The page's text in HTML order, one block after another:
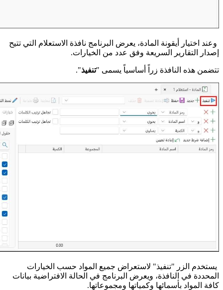
وعند اختيار أيقونة المادة، يعرض البرنامج نافذة الاستعلام التي تتيح
إصدار التقارير السريعة وفق عدد من الخيارات.
تتضمن هذه النافذة زراً أساسياً يسمى "تنفيذ".
يستخدم الزر "تنفيذ" لاستعراض جميع المواد حسب الخيارات
المحددة في النافذة، ويعرض البرنامج في الحالة الافتراضية بيانات
كافة المواد بأسمائها وكمياتها ومجموعاتها.